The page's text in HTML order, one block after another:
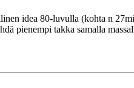
idea 80-luvulla (kohta n
pienempi takka samalla